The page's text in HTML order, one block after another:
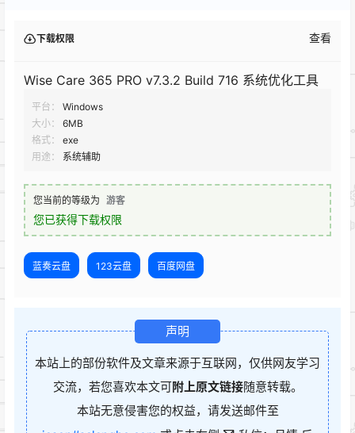
下载权限 查看
Wise Care 365 PRO v7.3.2 Build 716 系统优化工具
平台：
Windows
大小：
6MB
格式：
exe
用途：
系统辅助
您当前的等级为 游客
您已获得下载权限
蓝奏云盘 123云盘 百度网盘
声明
本站上的部份软件及文章来源于互联网，仅供网友学习
交流，若您喜欢本文可附上原文链接随意转载。
本站无意侵害您的权益，请发送邮件至